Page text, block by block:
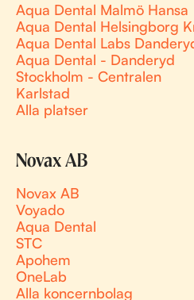
Aqua Dental Malmö Hansa
Aqua Dental Helsingborg
Aqua Dental Labs
Aqua Dental - Danderyd
Stockholm - Centralen
Karlstad
Alla platser
Novax AB
Novax AB
Voyado
Aqua Dental
STC
Apohem
OneLab
Alla koncernbolag